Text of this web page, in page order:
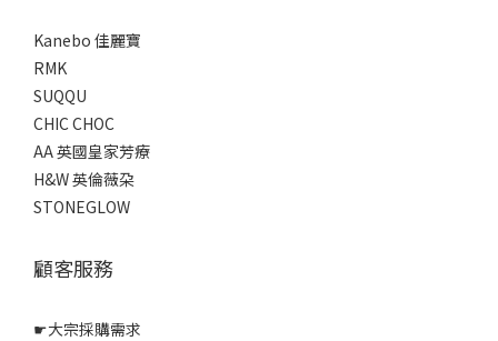
Kanebo 佳麗寶
RMK
SUQQU
CHIC CHOC
AA 英國皇家芳療
H&W 英倫薇朶
STONEGLOW
顧客服務
☛大宗採購需求